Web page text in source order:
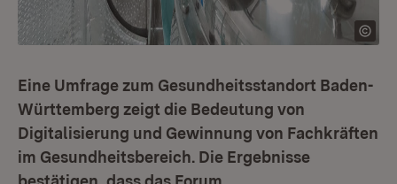
Eine Umfrage zum Gesundheitsstandort Baden-
Württemberg zeigt die Bedeutung von
Digitalisierung und Gewinnung von Fachkräften
im Gesundheitsbereich. Die Ergebnisse